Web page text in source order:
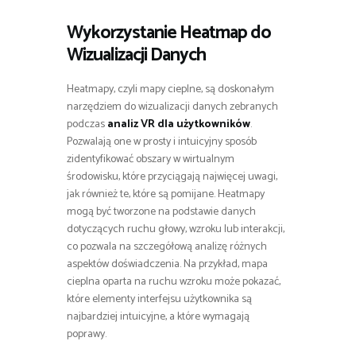
Wykorzystanie Heatmap do
Wizualizacji Danych
Heatmapy, czyli mapy cieplne, są doskonałym
narzędziem do wizualizacji danych zebranych
podczasanaliz VR dla użytkowników.
Pozwalają one w prosty i intuicyjny sposób
zidentyfikować obszary w wirtualnym
środowisku, które przyciągają najwięcej uwagi,
jak również te, które są pomijane. Heatmapy
mogą być tworzone na podstawie danych
dotyczących ruchu głowy, wzroku lub interakcji,
co pozwala na szczegółową analizę różnych
aspektów doświadczenia. Na przykład, mapa
cieplna oparta na ruchu wzroku może pokazać,
które elementy interfejsu użytkownika są
najbardziej intuicyjne, a które wymagają
poprawy.